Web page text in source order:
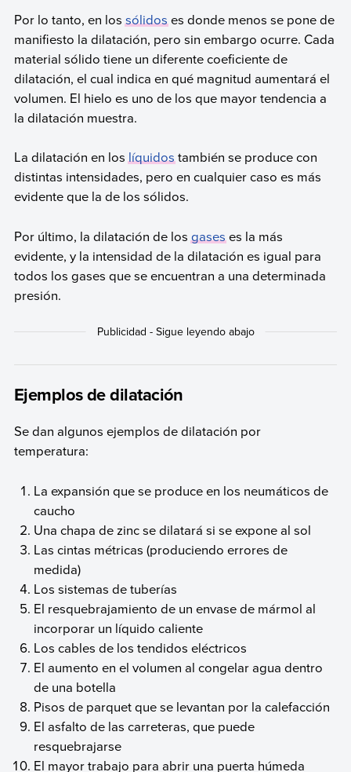
Por lo tanto, en lossólidoses donde menos se pone de
manifiesto la dilatación, pero sin embargo ocurre. Cada
material sólido tiene un diferente coeficiente de
dilatación, el cual indica en qué magnitud aumentará el
volumen. El hielo es uno de los que mayor tendencia a
la dilatación muestra.
La dilatación en loslíquidostambién se produce con
distintas intensidades, pero en cualquier caso es más
evidente que la de los sólidos.
Por último, la dilatación de losgaseses la más
evidente, y la intensidad de la dilatación es igual para
todos los gases que se encuentran a una determinada
presión.
Ejemplos de dilatación
Se dan algunos ejemplos de dilatación por
temperatura:
La expansión que se produce en los neumáticos de
caucho
Una chapa de zinc se dilatará si se expone al sol
Las cintas métricas (produciendo errores de
medida)
Los sistemas de tuberías
El resquebrajamiento de un envase de mármol al
incorporar un líquido caliente
Los cables de los tendidos eléctricos
El aumento en el volumen al congelar agua dentro
de una botella
Pisos de parquet que se levantan por la calefacción
El asfalto de las carreteras, que puede
resquebrajarse
El mayor trabajo para abrir una puerta húmeda